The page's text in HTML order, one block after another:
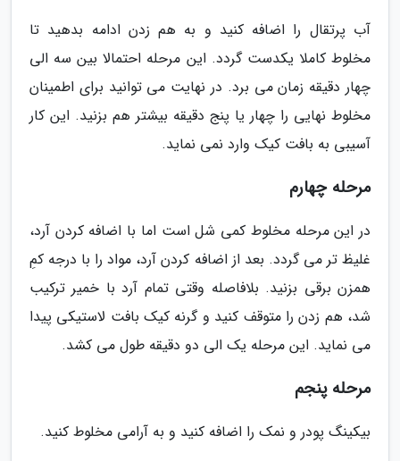
آب پرتقال را اضافه کنید و به هم زدن ادامه بدهید تا
مخلوط کاملا یکدست گردد. این مرحله احتمالا بین سه الی
چهار دقیقه زمان می برد. در نهایت می توانید برای اطمینان
مخلوط نهایی را چهار یا پنج دقیقه بیشتر هم بزنید. این کار
آسیبی به بافت کیک وارد نمی نماید.
مرحله چهارم
در این مرحله مخلوط کمی شل است اما با اضافه کردن آرد،
غلیظ تر می گردد. بعد از اضافه کردن آرد، مواد را با درجه کمِ
همزن برقی بزنید. بلافاصله وقتی تمام آرد با خمیر ترکیب
شد، هم زدن را متوقف کنید و گرنه کیک بافت لاستیکی پیدا
می نماید. این مرحله یک الی دو دقیقه طول می کشد.
مرحله پنجم
بیکینگ پودر و نمک را اضافه کنید و به آرامی مخلوط کنید.